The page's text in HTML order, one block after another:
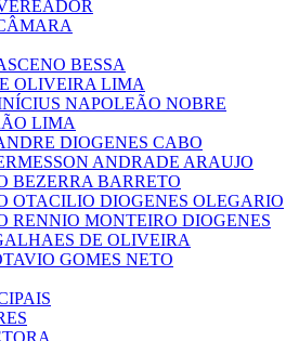
BESSA
OLIVEIRA LIMA
NAPOLEÃO NOBRE
LIMA
DIOGENES CABO
ANDRADE ARAUJO
BEZERRA BARRETO
OTACILIO DIOGENES OLEGARIO
RENNIO MONTEIRO DIOGENES
DE OLIVEIRA
GOMES NETO